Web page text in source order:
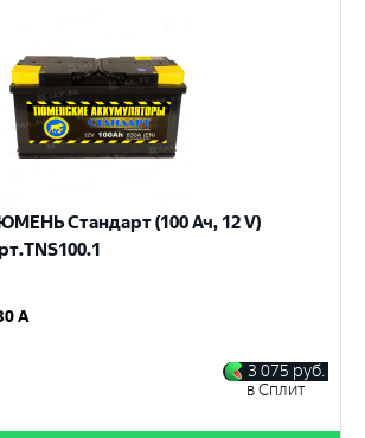
Стандарт (100 Ач, 12 V)
A
3 075 руб.
в Сплит